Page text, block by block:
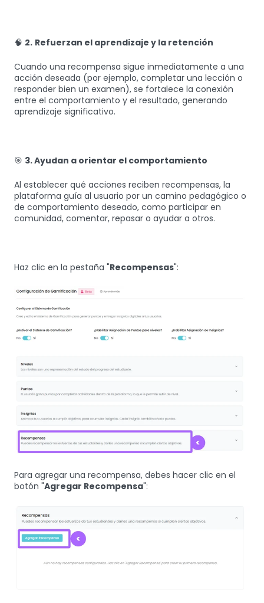
🧠 2. Refuerzan el aprendizaje y la retención
Cuando una recompensa sigue inmediatamente a una
acción deseada (por ejemplo, completar una lección o
responder bien un examen), se fortalece la conexión
entre el comportamiento y el resultado, generando
aprendizaje significativo.
🎯 3. Ayudan a orientar el comportamiento
Al establecer qué acciones reciben recompensas, la
plataforma guía al usuario por un camino pedagógico o
de comportamiento deseado, como participar en
comunidad, comentar, repasar o ayudar a otros.
Haz clic en la pestaña "Recompensas":
Para agregar una recompensa, debes hacer clic en el
botón "Agregar Recompensa":